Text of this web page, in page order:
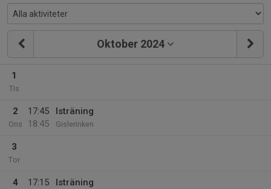
Oktober 2024
1
Tis
2
Ons
17:45
18:45
Isträning
Gislerinken
3
Tor
4
17:15
Isträning